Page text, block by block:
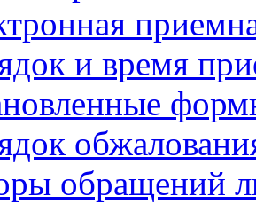
и время
обращений